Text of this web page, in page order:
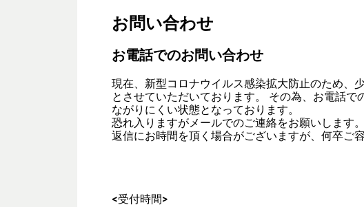
お問い合わせ
お電話でのお問い合わせ
現在、新型コロナウイルス感染拡大防止のため、
とさせていただいております。 その為、お電話で
ながりにくい状態となっております。
恐れ入りますがメールでのご連絡をお願いします。
返信にお時間を頂く場合がございますが、何卒ご
<受付時間>